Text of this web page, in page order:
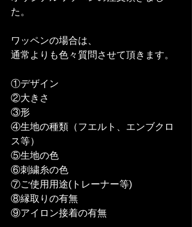
た。
ワッペンの場合は、
通常よりも色々質問させて頂きます。
①デザイン
②大きさ
③形
④生地の種類（フエルト、エンブクロ
ス等）
⑤生地の色
⑥刺繍糸の色
⑦ご使用用途(トレーナー等)
⑧縁取りの有無
⑨アイロン接着の有無